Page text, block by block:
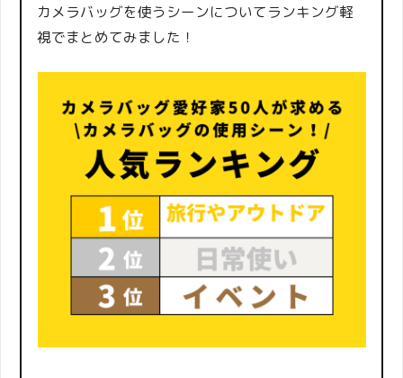
カメラバッグを使うシーンについてランキング軽
視でまとめてみました！